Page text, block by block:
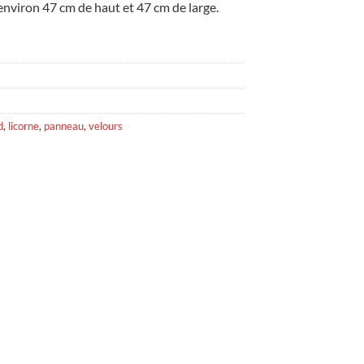
47 cm de haut et 47 cm de large.
, licorne, panneau,velours